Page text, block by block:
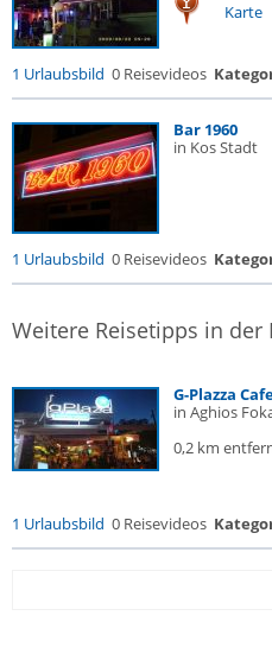
Karte
1 Urlaubsbild 0 Reisevideos
Bar 1960
in Kos Stadt
1 Urlaubsbild 0 Reisevideos
Weitere Reisetipps in der
G-Plazza
in Aghios
0,2 km
1 Urlaubsbild 0 Reisevideos